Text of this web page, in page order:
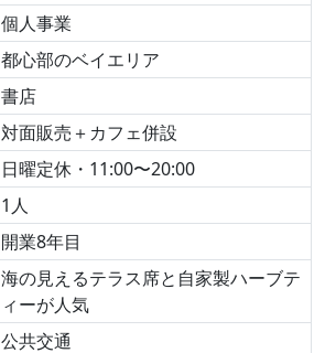
個人事業
都心部のベイエリア
書店
対面販売＋カフェ併設
日曜定休・11:00〜20:00
1人
開業8年目
海の見えるテラス席と自家製ハーブテ
ィーが人気
公共交通